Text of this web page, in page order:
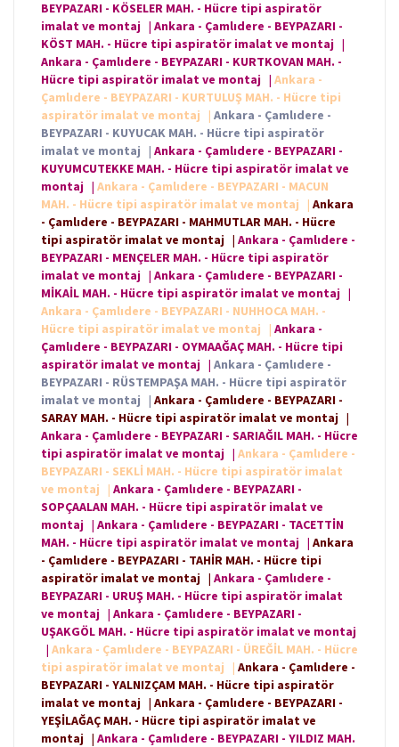
BEYPAZARI - KÖSELER MAH. - Hücre tipi aspiratör
imalat ve montaj | Ankara - Çamlıdere - BEYPAZARI -
KÖST MAH. - Hücre tipi aspiratör imalat ve montaj |
Ankara - Çamlıdere - BEYPAZARI - KURTKOVAN MAH. -
Hücre tipi aspiratör imalat ve montaj | Ankara -
Çamlıdere - BEYPAZARI - KURTULUŞ MAH. - Hücre tipi
aspiratör imalat ve montaj
| Ankara - Çamlıdere -
BEYPAZARI - KUYUCAK MAH. - Hücre tipi aspiratör
imalat ve montaj | Ankara - Çamlıdere - BEYPAZARI -
KUYUMCUTEKKE MAH. - Hücre tipi aspiratör imalat ve
montaj | Ankara - Çamlıdere - BEYPAZARI - MACUN
MAH. - Hücre tipi aspiratör imalat ve montaj
| Ankara
- Çamlıdere - BEYPAZARI - MAHMUTLAR MAH. - Hücre
tipi aspiratör imalat ve montaj | Ankara - Çamlıdere -
BEYPAZARI - MENÇELER MAH. - Hücre tipi aspiratör
imalat ve montaj | Ankara - Çamlıdere - BEYPAZARI -
MİKAİL MAH. - Hücre tipi aspiratör imalat ve montaj |
Ankara - Çamlıdere - BEYPAZARI - NUHHOCA MAH. -
Hücre tipi aspiratör imalat ve montaj
| Ankara -
Çamlıdere - BEYPAZARI - OYMAAĞAÇ MAH. - Hücre tipi
aspiratör imalat ve montaj | Ankara - Çamlıdere -
BEYPAZARI - RÜSTEMPAŞA MAH. - Hücre tipi aspiratör
imalat ve montaj | Ankara - Çamlıdere - BEYPAZARI -
SARAY MAH. - Hücre tipi aspiratör imalat ve montaj |
Ankara - Çamlıdere - BEYPAZARI - SARIAĞIL MAH. - Hücre
tipi aspiratör imalat ve montaj | Ankara - Çamlıdere -
BEYPAZARI - SEKLİ MAH. - Hücre tipi aspiratör imalat
ve montaj
| Ankara - Çamlıdere - BEYPAZARI -
SOPÇAALAN MAH. - Hücre tipi aspiratör imalat ve
montaj | Ankara - Çamlıdere - BEYPAZARI - TACETTİN
MAH. - Hücre tipi aspiratör imalat ve montaj | Ankara
- Çamlıdere - BEYPAZARI - TAHİR MAH. - Hücre tipi
aspiratör imalat ve montaj | Ankara - Çamlıdere -
BEYPAZARI - URUŞ MAH. - Hücre tipi aspiratör imalat
ve montaj | Ankara - Çamlıdere - BEYPAZARI -
UŞAKGÖL MAH. - Hücre tipi aspiratör imalat ve montaj
| Ankara - Çamlıdere - BEYPAZARI - ÜREĞİL MAH. - Hücre
tipi aspiratör imalat ve montaj
| Ankara - Çamlıdere -
BEYPAZARI - YALNIZÇAM MAH. - Hücre tipi aspiratör
imalat ve montaj | Ankara - Çamlıdere - BEYPAZARI -
YEŞİLAĞAÇ MAH. - Hücre tipi aspiratör imalat ve
montaj | Ankara - Çamlıdere - BEYPAZARI - YILDIZ MAH.